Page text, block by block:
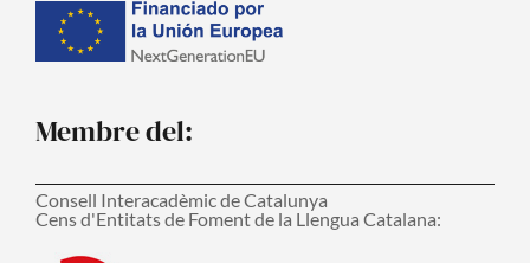
Membre del:
Consell Interacadèmic de Catalunya
Cens d'Entitats de Foment de la Llengua Catalana: